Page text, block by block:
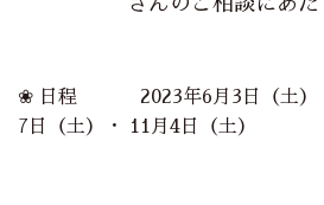
❀ 日程 2023年6月3日（土）
7日（土）・ 11月4日（土）